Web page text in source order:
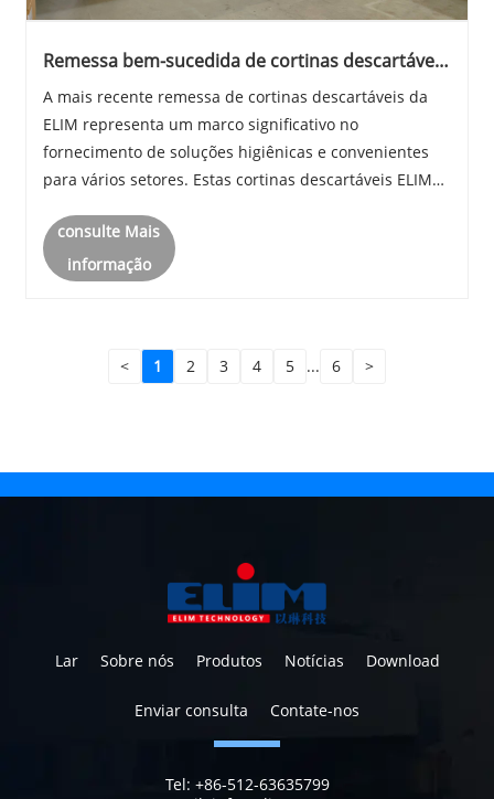
Remessa bem-sucedida de cortinas descartáveis
e conveniência
A mais recente remessa de cortinas descartáveis ​​da
ELIM representa um marco significativo no
fornecimento de soluções higiênicas e convenientes
para vários setores. Estas cortinas descartáveis ​​ELIM
por produtos sanitários que garantam limpeza e f......
consulte Mais
informação
< 1 2 3 4 5 ... 6 >
Lar Sobre nós Produtos Notícias Download
Enviar consulta Contate-nos
Tel: +86-512-63635799